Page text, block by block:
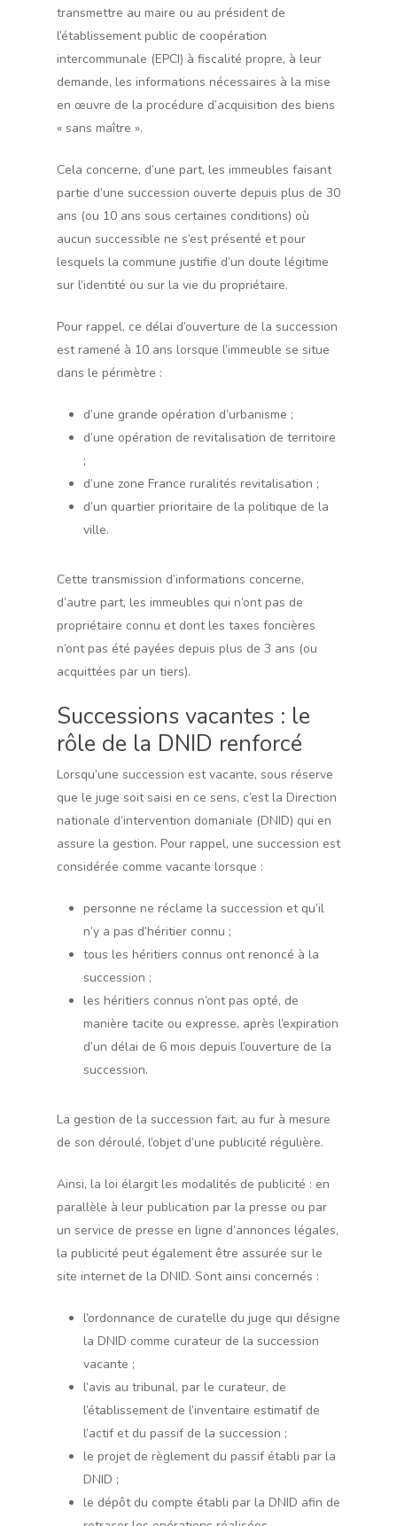
transmettre au maire ou au président de
l’établissement public de coopération
intercommunale (EPCI) à fiscalité propre, à leur
demande, les informations nécessaires à la mise
en œuvre de la procédure d’acquisition des biens
« sans maître ».
Cela concerne, d’une part, les immeubles faisant
partie d’une succession ouverte depuis plus de 30
ans (ou 10 ans sous certaines conditions) où
aucun successible ne s’est présenté et pour
lesquels la commune justifie d’un doute légitime
sur l’identité ou sur la vie du propriétaire.
Pour rappel, ce délai d’ouverture de la succession
est ramené à 10 ans lorsque l’immeuble se situe
dans le périmètre :
d’une grande opération d’urbanisme ;
d’une opération de revitalisation de territoire
;
d’une zone France ruralités revitalisation ;
d’un quartier prioritaire de la politique de la
ville.
Cette transmission d’informations concerne,
d’autre part, les immeubles qui n’ont pas de
propriétaire connu et dont les taxes foncières
n’ont pas été payées depuis plus de 3 ans (ou
acquittées par un tiers).
Successions vacantes : le
rôle de la DNID renforcé
Lorsqu’une succession est vacante, sous réserve
que le juge soit saisi en ce sens, c’est la Direction
nationale d’intervention domaniale (DNID) qui en
assure la gestion. Pour rappel, une succession est
considérée comme vacante lorsque :
personne ne réclame la succession et qu’il
n’y a pas d’héritier connu ;
tous les héritiers connus ont renoncé à la
succession ;
les héritiers connus n’ont pas opté, de
manière tacite ou expresse, après l’expiration
d’un délai de 6 mois depuis l’ouverture de la
succession.
La gestion de la succession fait, au fur à mesure
de son déroulé, l’objet d’une publicité régulière.
Ainsi, la loi élargit les modalités de publicité : en
parallèle à leur publication par la presse ou par
un service de presse en ligne d’annonces légales,
la publicité peut également être assurée sur le
site internet de la DNID. Sont ainsi concernés :
l’ordonnance de curatelle du juge qui désigne
la DNID comme curateur de la succession
vacante ;
l’avis au tribunal, par le curateur, de
l’établissement de l’inventaire estimatif de
l’actif et du passif de la succession ;
le projet de règlement du passif établi par la
DNID ;
le dépôt du compte établi par la DNID afin de